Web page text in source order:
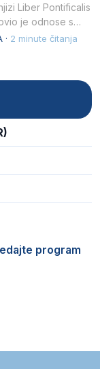
Liber Pontificalis
je odnose s
· 2 minute čitanja
program